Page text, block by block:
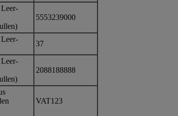
5553239000
37
2088188888
VAT123